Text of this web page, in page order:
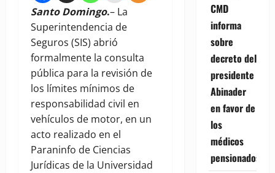
Santo Domingo.– La
Superintendencia de
Seguros (SIS) abrió
formalmente la consulta
pública para la revisión de
los límites mínimos de
responsabilidad civil en
vehículos de motor, en un
acto realizado en el
Paraninfo de Ciencias
Jurídicas de la Universidad
CMD
informa
sobre
decreto del
presidente
Abinader
en favor de
los
médicos
pensionados